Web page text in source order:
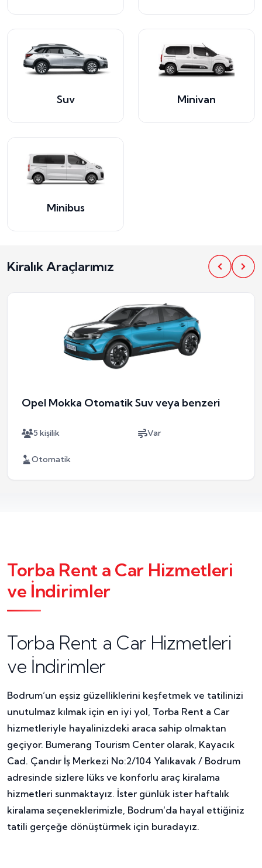
Suv Minivan
Minibus
Kiralık Araçlarımız
Opel Mokka Otomatik Suv veya benzeri
5 kişilik Var
Otomatik
Torba Rent a Car Hizmetleri
ve İndirimler
Torba Rent a Car Hizmetleri
ve İndirimler
Bodrum’un eşsiz güzelliklerini keşfetmek ve tatilinizi
unutulmaz kılmak için en iyi yol, Torba Rent a Car
hizmetleriyle hayalinizdeki araca sahip olmaktan
geçiyor. Bumerang Tourism Center olarak, Kayacık
Cad. Çandır İş Merkezi No:2/104 Yalıkavak / Bodrum
adresinde sizlere lüks ve konforlu araç kiralama
hizmetleri sunmaktayız. İster günlük ister haftalık
kiralama seçeneklerimizle, Bodrum’da hayal ettiğiniz
tatili gerçeğe dönüştürmek için buradayız.